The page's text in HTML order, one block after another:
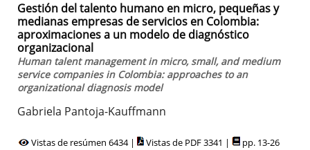
Gestión del talento humano en micro, pequeñas y
medianas empresas de servicios en Colombia:
aproximaciones a un modelo de diagnóstico
organizacional
Human talent management in micro, small, and medium
service companies in Colombia: approaches to an
organizational diagnosis model
Gabriela Pantoja-Kauffmann
Vistas de resúmen 6434 | Vistas de PDF 3341 | pp. 13-26